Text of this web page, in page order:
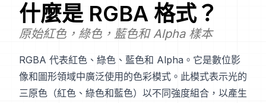
什麼是 RGBA 格式？
原始紅色，綠色，藍色和 Alpha 樣本
RGBA 代表紅色、綠色、藍色和 Alpha。它是數位影
像和圖形領域中廣泛使用的色彩模式。此模式表示光的
三原色（紅色、綠色和藍色）以不同強度組合，以產生